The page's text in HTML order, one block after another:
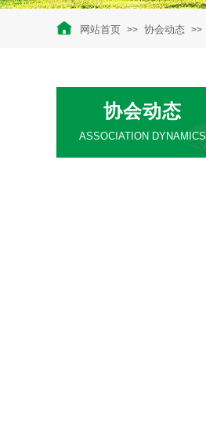
网站首页 >> 协会动态 >>
协会动态
ASSOCIATION DYNAMICS